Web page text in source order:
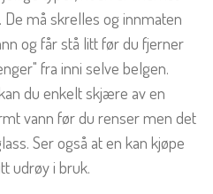
må skrelles og innmaten
og får stå litt før du fjerner
fra inni selve belgen.
du enkelt skjære av en
vann før du renser men det
Ser også at en kan kjøpe
udrøy i bruk.